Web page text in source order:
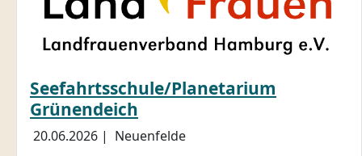
Seefahrtsschule/Planetarium
Grünendeich
20.06.2026 | Neuenfelde